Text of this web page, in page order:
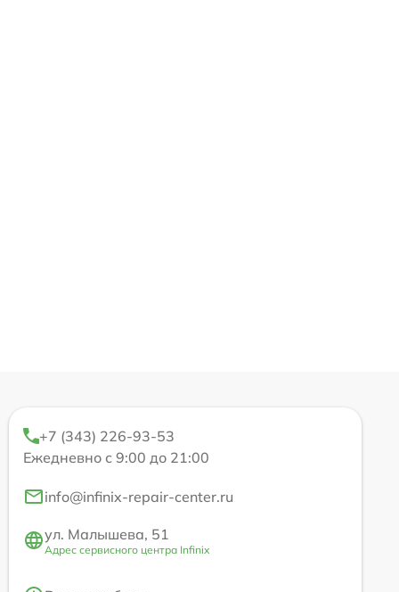
+7 (343) 226-93-53
Ежедневно с 9:00 до 21:00
info@infinix-repair-center.ru
ул. Малышева, 51
Адрес сервисного центра Infinix